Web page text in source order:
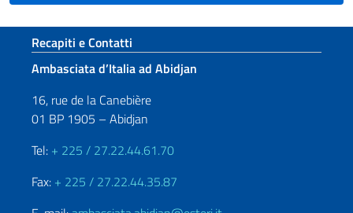
Sezione footer
Recapiti e Contatti
Ambasciata d’Italia ad Abidjan
16, rue de la Canebière
01 BP 1905 – Abidjan
Tel: + 225 / 27.22.44.61.70
Fax: + 225 / 27.22.44.35.87